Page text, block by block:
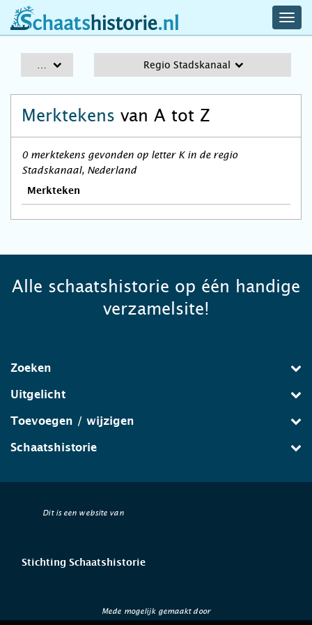
schaatshistorie.nl
Regio Stadskanaal
Merktekens van A tot Z
0 merktekens gevonden op letter K in de regio
Stadskanaal, Nederland
Merkteken
Alle schaatshistorie op één handige
verzamelsite!
Zoeken
Uitgelicht
Toevoegen / wijzigen
Schaatshistorie
Dit is een website van
Stichting Schaatshistorie
Mede mogelijk gemaakt door